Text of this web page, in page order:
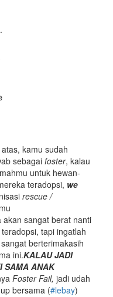
kamu sudah
sebagai foster, kalau
untuk hewan-
teradopsi, we
rescue /
akan sangat berat nanti
tapi ingatlah
berterimakasih
ini.KALAU JADI
SAMA ANAK
Foster Fail, jadi udah
bersama (#lebay)